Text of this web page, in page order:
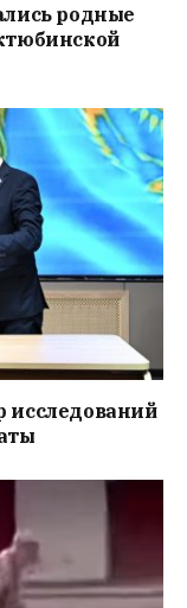
родные
исследований